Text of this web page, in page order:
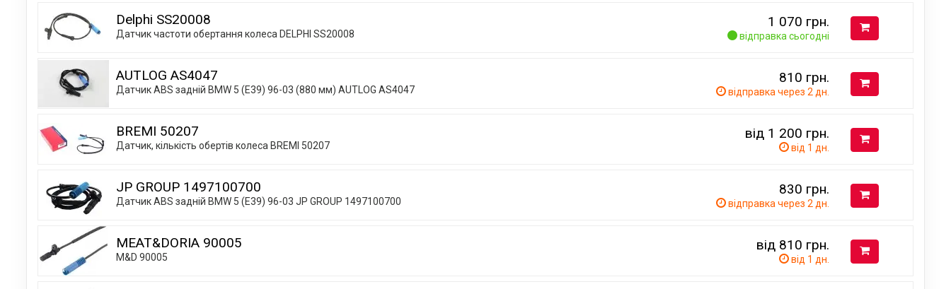
Delphi SS20008
Датчик частоти обертання колеса DELPHI SS20008
1 070 грн.
відправка сьогодні
AUTLOG AS4047
Датчик ABS задній BMW 5 (E39) 96-03 (880 мм) AUTLOG AS4047
810 грн.
відправка через 2 дн.
BREMI 50207
Датчик, кількість обертів колеса BREMI 50207
від 1 200 грн.
від 1 дн.
JP GROUP 1497100700
Датчик ABS задній BMW 5 (E39) 96-03 JP GROUP 1497100700
830 грн.
відправка через 2 дн.
MEAT&DORIA 90005
M&D 90005
від 810 грн.
від 1 дн.